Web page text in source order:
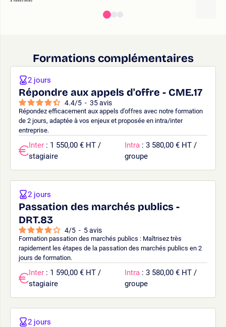
Formations complémentaires
Répondre aux appels d'offre - CME.17
4.4/5 - 35avis
Répondez efficacement aux appels d’offres avec notre formation
de 2 jours, adaptée à vos enjeux et proposée en intra/inter
entreprise.
2 jours
Inter : 1 550,00 € HT /
stagiaire
Intra : 3 580,00 € HT /
groupe
Passation des marchés publics -
DRT.83
4/5 - 5avis
Formation passation des marchés publics : Maîtrisez très
rapidement les étapes de la passation des marchés publics en 2
jours de formation.
2 jours
Inter : 1 590,00 € HT /
stagiaire
Intra : 3 580,00 € HT /
groupe
2 jours